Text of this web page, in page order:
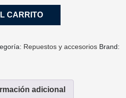
CARRITO
Repuestos y accesorios Brand:
adicional